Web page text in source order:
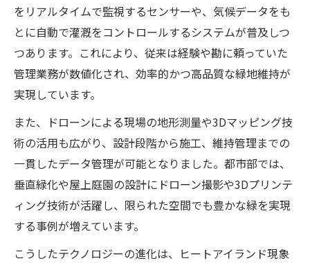
をリアルタイムで監視するセンサーや、気候データをも
とに自動で灌漑をコントロールするシステムが普及しつ
つあります。これにより、従来は経験や勘に頼っていた
管理業務が数値化され、効率的かつ高品質な緑地維持が
実現しています。
また、ドローンによる現場の地形測量や3Dマッピング技
術の活用も広がり、設計段階から施工、維持管理までの
一貫したデータ管理が可能となりました。都市部では、
垂直緑化や屋上庭園の設計にドローン撮影や3Dプリンテ
ィング技術が活躍し、限られた空間でも豊かな緑を実現
する事例が増えています。
こうしたテクノロジーの進化は、ヒートアイランド現象